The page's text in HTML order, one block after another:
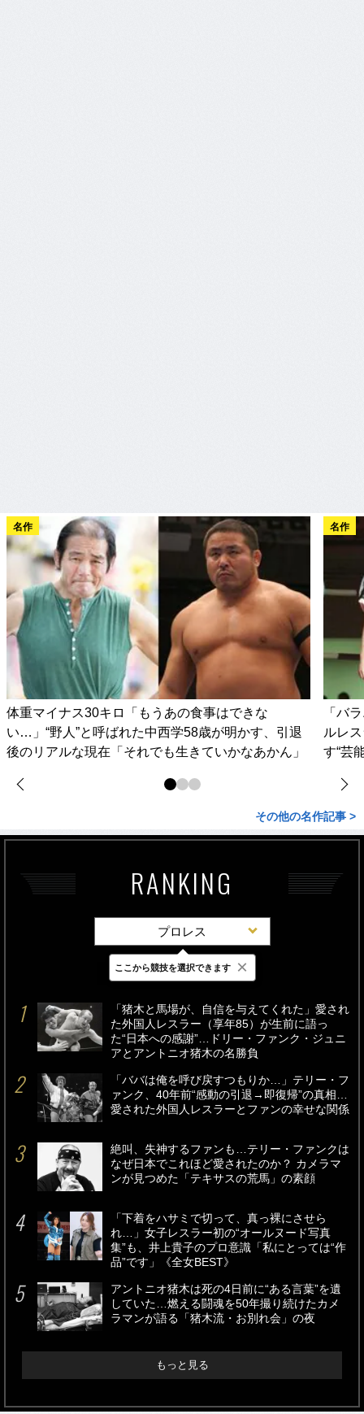
名作
体重マイナス30キロ「もうあの食事はできな
い…」“野人”と呼ばれた中西学58歳が明かす、引退
後のリアルな現在「それでも生きていかなあかん」
名作
「バ
ルレ
す“芸
その他の名作記事 >
RANKING
プロレス
最新 24時間 週間
「猪木と馬場が、自信を与えてくれた」愛され
た外国人レスラー（享年85）が生前に語っ
た“日本への感謝”…ドリー・ファンク・ジュニ
アとアントニオ猪木の名勝負
「ババは俺を呼び戻すつもりか…」テリー・フ
ァンク、40年前“感動の引退→即復帰”の真相…
愛された外国人レスラーとファンの幸せな関係
絶叫、失神するファンも…テリー・ファンクは
なぜ日本でこれほど愛されたのか？ カメラマ
ンが見つめた「テキサスの荒馬」の素顔
「下着をハサミで切って、真っ裸にさせら
れ…」女子レスラー初の“オールヌード写真
集”も、井上貴子のプロ意識「私にとっては“作
品”です」《全女BEST》
アントニオ猪木は死の4日前に“ある言葉”を遺
していた…燃える闘魂を50年撮り続けたカメ
ラマンが語る「猪木流・お別れ会」の夜
もっと見る
ここから競技を選択できます ×